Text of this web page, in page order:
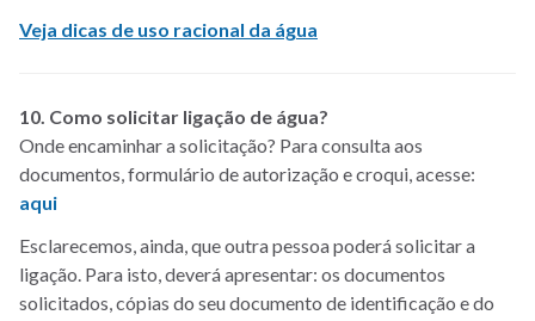
Veja dicas de uso racional da água
10. Como solicitar ligação de água?
Onde encaminhar a solicitação? Para consulta aos
documentos, formulário de autorização e croqui, acesse:
aqui
Esclarecemos, ainda, que outra pessoa poderá solicitar a
ligação. Para isto, deverá apresentar: os documentos
solicitados, cópias do seu documento de identificação e do